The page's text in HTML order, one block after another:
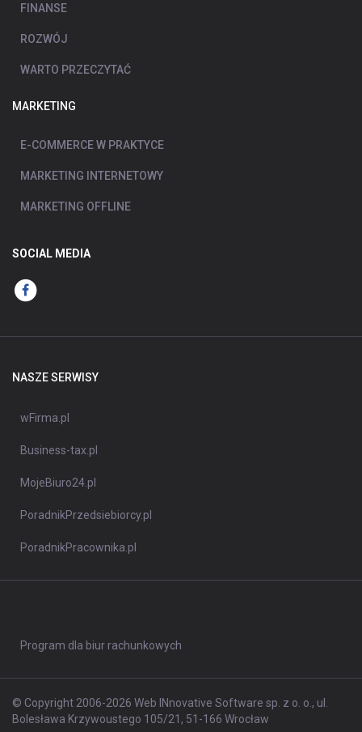
FINANSE
ROZWÓJ
WARTO PRZECZYTAĆ
MARKETING
E-COMMERCE W PRAKTYCE
MARKETING INTERNETOWY
MARKETING OFFLINE
SOCIAL MEDIA
NASZE SERWISY
wFirma.pl
Business-tax.pl
MojeBiuro24.pl
PoradnikPrzedsiebiorcy.pl
PoradnikPracownika.pl
Program dla biur rachunkowych
© Copyright 2006-2026 Web INnovative Software sp. z o. o., ul.
Bolesława Krzywoustego 105/21, 51-166 Wrocław